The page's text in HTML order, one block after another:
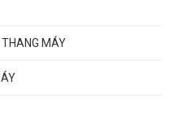
THANG MÁY